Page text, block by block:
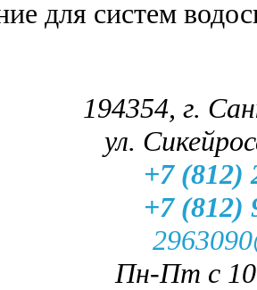
для систем
194354, г.
ул.
+7 (812)
+7 (812)
Пн-Пт с